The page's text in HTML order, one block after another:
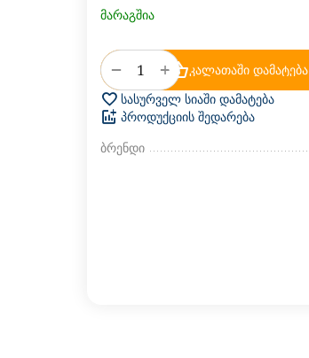
მარაგშია
+
− კალათაში დამატება
სასურველ სიაში დამატება
პროდუქციის შედარება
ბრენდი